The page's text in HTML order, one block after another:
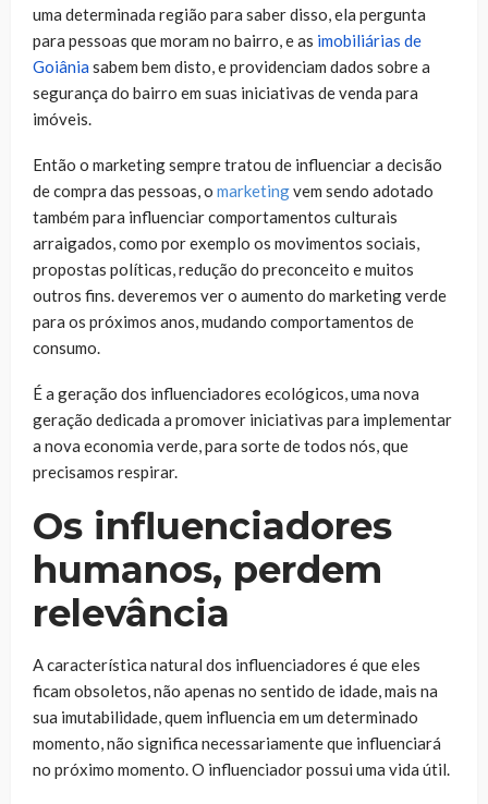
uma determinada região para saber disso, ela pergunta
para pessoas que moram no bairro, e as imobiliárias de
Goiânia sabem bem disto, e providenciam dados sobre a
segurança do bairro em suas iniciativas de venda para
imóveis.
Então o marketing sempre tratou de influenciar a decisão
de compra das pessoas, o marketingvem sendo adotado
também para influenciar comportamentos culturais
arraigados, como por exemplo os movimentos sociais,
propostas políticas, redução do preconceito e muitos
outros fins. deveremos ver o aumento do marketing verde
para os próximos anos, mudando comportamentos de
consumo.
É a geração dos influenciadores ecológicos, uma nova
geração dedicada a promover iniciativas para implementar
a nova economia verde, para sorte de todos nós, que
precisamos respirar.
Os influenciadores
humanos, perdem
relevância
A característica natural dos influenciadores é que eles
ficam obsoletos, não apenas no sentido de idade, mais na
sua imutabilidade, quem influencia em um determinado
momento, não significa necessariamente que influenciará
no próximo momento. O influenciador possui uma vida útil.